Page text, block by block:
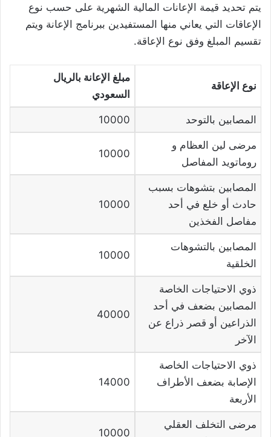
يتم تحديد قيمة الإعانات المالية الشهرية على حسب نوع
الإعاقات التي يعاني منها المستفيدين ببرنامج الإعانة ويتم
تقسيم المبلغ وفق نوع الإعاقة.
نوع الإعاقة
مبلغ الإعانة بالريال
السعودي
المصابين بالتوحد 10000
مرضى لين العظام و
روماتويد المفاصل
10000
المصابين بتشوهات بسبب
حادث أو خلع في أحد
مفاصل الفخذين
10000
المصابين بالتشوهات
الخلقية
10000
ذوي الاحتياجات الخاصة
المصابين بضعف في أحد
الذراعين أو قصر ذراع عن
الآخر
40000
ذوي الاحتياجات الخاصة
الإصابة بضعف الأطراف
الأربعة
14000
مرضى التخلف العقلي
10000